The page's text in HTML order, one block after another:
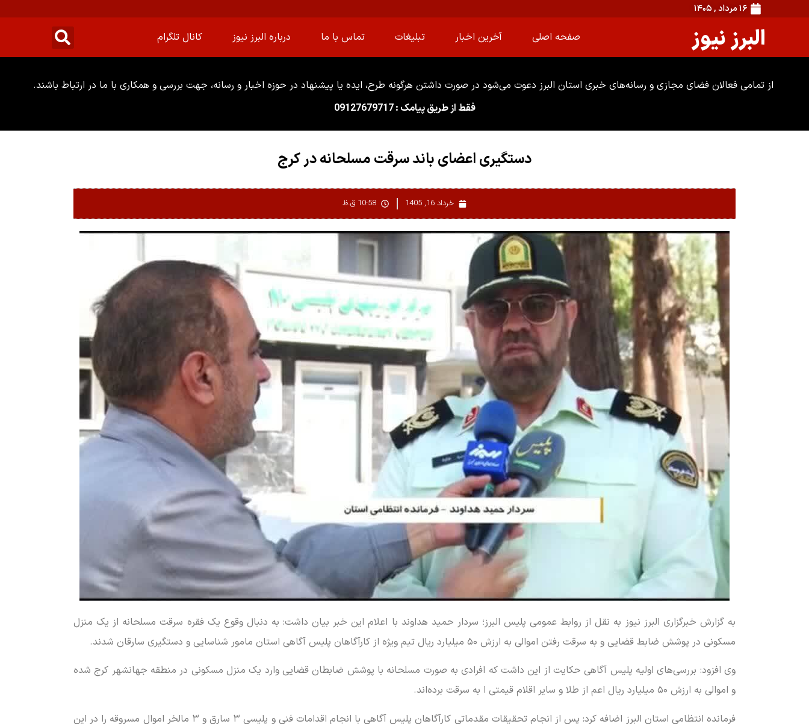
۱۶ مرداد , ۱۴۰۵
البرز نیوز صفحه اصلی آخرین اخبار تبلیغات تماس با ما درباره البرز نیوز کانال تلگرام
از تمامی فعالان فضای مجازی و رسانه‌های خبری استان البرز دعوت می‌شود در صورت داشتن هرگونه طرح، ایده یا پیشنهاد در حوزه اخبار و رسانه، جهت بررسی و همکاری با ما در ارتباط باشند.
فقط از طریق پیامک : 09127679717
دستگیری اعضای باند سرقت مسلحانه در کرج
خرداد 16, 1405 10:58 ق.ظ
به گزارش خبرگزاری البرز نیوز به نقل از روابط عمومی پلیس البرز؛ سردار حمید هداوند با اعلام این خبر بیان داشت: به دنبال وقوع یک فقره سرقت مسلحانه از یک منزل
مسکونی در پوشش ضابط قضایی و به سرقت رفتن اموالی به ارزش ۵۰ میلیارد ریال تیم ویژه از کارآگاهان پلیس آگاهی استان مامور شناسایی و دستگیری سارقان شدند.
وی افزود: بررسی‌های اولیه پلیس آگاهی حکایت از این داشت که افرادی به صورت مسلحانه با پوشش ضابطان قضایی وارد یک منزل مسکونی در منطقه جهانشهر کرج شده
و اموالی به ارزش ۵۰ میلیارد ریال اعم از طلا و سایر اقلام قیمتی ا به سرقت برده‌اند.
فرمانده انتظامی استان البرز اضافه کرد: پس از انجام تحقیقات مقدماتی کارآگاهان پلیس آگاهی با انجام اقدامات فنی و پلیسی ۳ سارق و ۳ مالخر اموال مسروقه را در این